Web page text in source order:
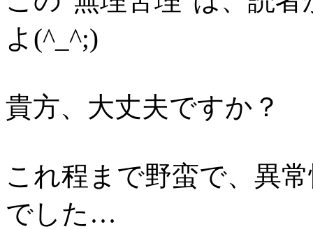
よ(^_^;)
貴方、大丈夫ですか？
これ程まで野蛮で、異
でした…